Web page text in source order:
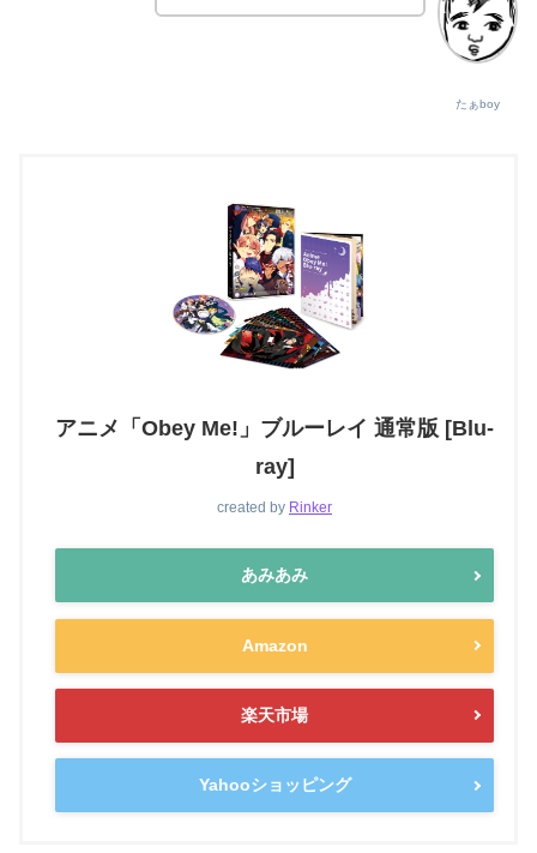
たぁboy
アニメ「Obey Me!」ブルーレイ 通常版 [Blu-
ray]
created by Rinker
あみあみ
Amazon
楽天市場
Yahooショッピング